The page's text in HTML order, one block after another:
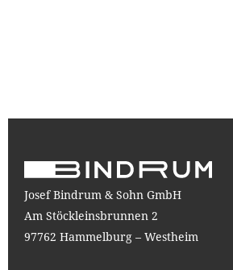
Josef Bindrum & Sohn GmbH
Am Stöckleinsbrunnen 2
97762 Hammelburg – Westheim